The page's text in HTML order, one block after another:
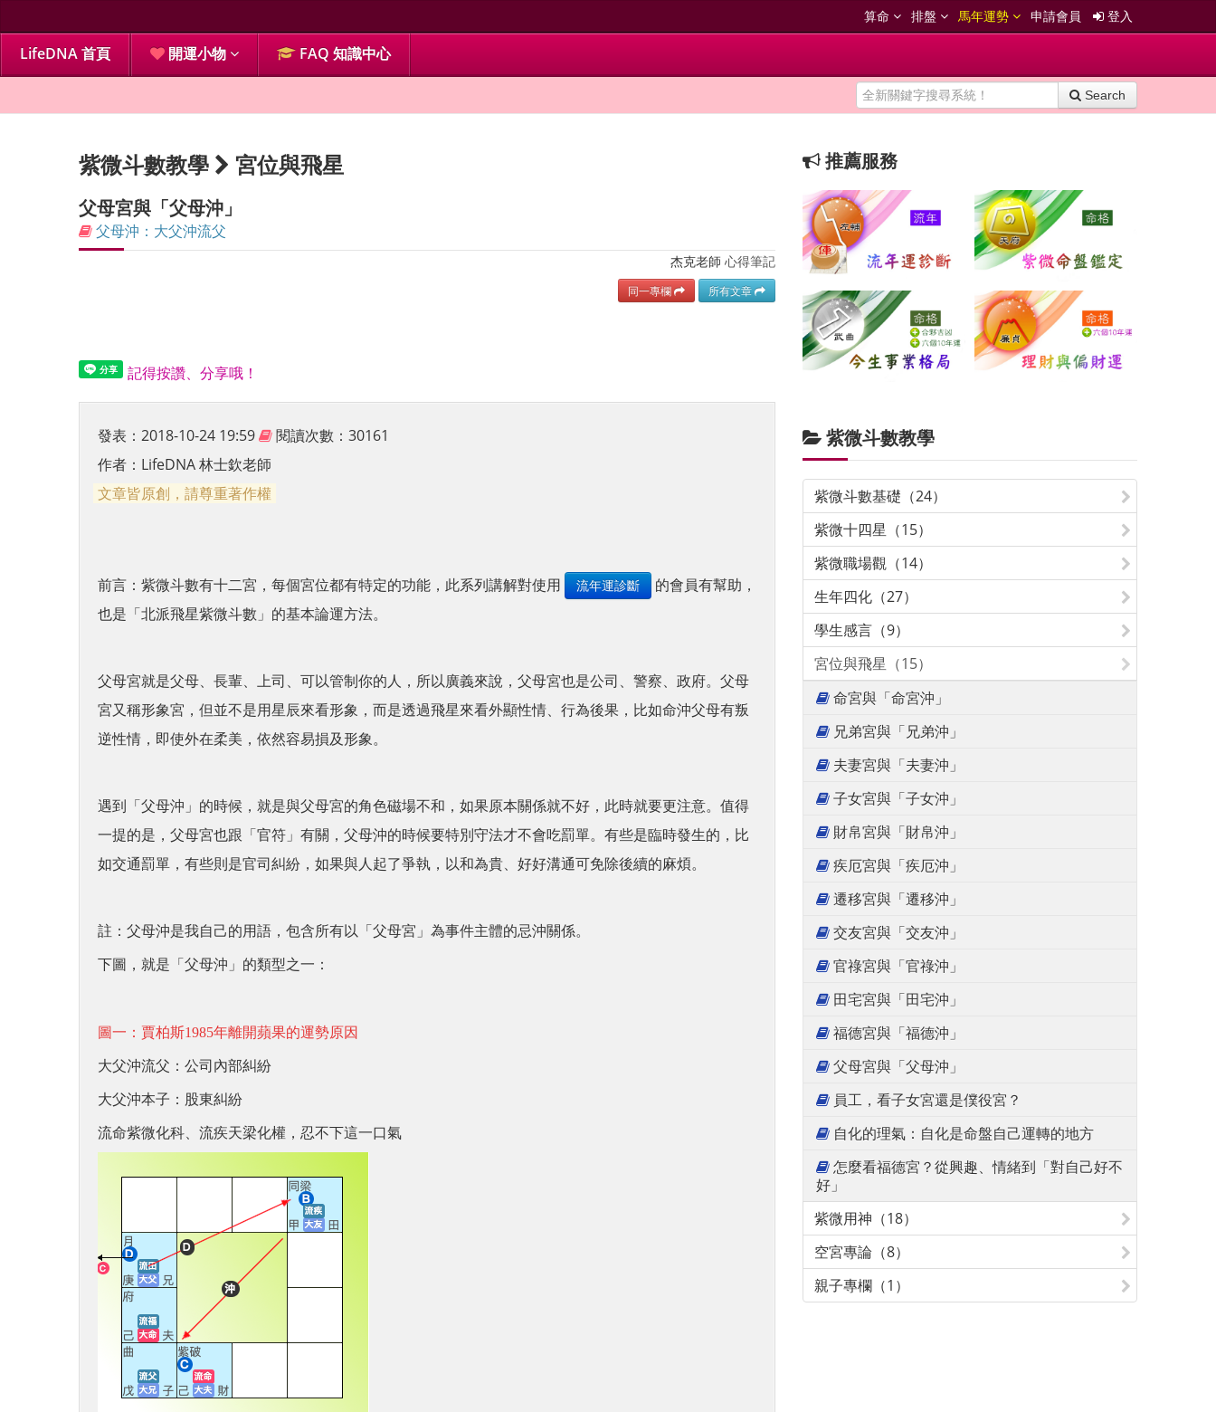
算命 排盤 馬年運勢 申請會員 登入
LifeDNA 首頁 開運小物 FAQ 知識中心
Search
紫微斗數教學 宮位與飛星
父母宮與「父母沖」
父母沖：大父沖流父
杰克老師 心得筆記
同一專欄 所有文章
記得按讚、分享哦！
發表：2018-10-24 19:59
閱讀次數：30161
作者： LifeDNA 林士欽老師
文章皆原創，請尊重著作權
前言：紫微斗數有十二宮，每個宮位都有特定的功能，此系列講解對使用 流年運診斷
的會員有幫助，
也是「北派飛星紫微斗數」的基本論運方法。
父母宮就是父母、長輩、上司、可以管制你的人，所以廣義來說，父母宮也是公司、警察、政府。父母
宮又稱形象宮，但並不是用星辰來看形象，而是透過飛星來看外顯性情、行為後果，比如命沖父母有叛
逆性情，即使外在柔美，依然容易損及形象。
遇到「父母沖」的時候，就是與父母宮的角色磁場不和，如果原本關係就不好，此時就要更注意。值得
一提的是，父母宮也跟「官符」有關，父母沖的時候要特別守法才不會吃罰單。有些是臨時發生的，比
如交通罰單，有些則是官司糾紛，如果與人起了爭執，以和為貴、好好溝通可免除後續的麻煩。
註：父母沖是我自己的用語，包含所有以「父母宮」為事件主體的忌沖關係。
下圖，就是「父母沖」的類型之一：
圖一：賈柏斯1985年離開蘋果的運勢原因
大父沖流父：公司內部糾紛
大父沖本子：股東糾紛
流命紫微化科、流疾天梁化權，忍不下這一口氣
推薦服務
紫微斗數教學
紫微斗數基礎（24）
紫微十四星（15）
紫微職場觀（14）
生年四化（27）
學生感言（9）
宮位與飛星（15）
命宮與「命宮沖」
兄弟宮與「兄弟沖」
夫妻宮與「夫妻沖」
子女宮與「子女沖」
財帛宮與「財帛沖」
疾厄宮與「疾厄沖」
遷移宮與「遷移沖」
交友宮與「交友沖」
官祿宮與「官祿沖」
田宅宮與「田宅沖」
福德宮與「福德沖」
父母宮與「父母沖」
員工，看子女宮還是僕役宮？
自化的理氣：自化是命盤自己運轉的地方
怎麼看福德宮？從興趣、情緒到「對自己好不
好」
紫微用神（18）
空宮專論（8）
親子專欄（1）